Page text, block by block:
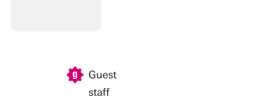
Guest
staff